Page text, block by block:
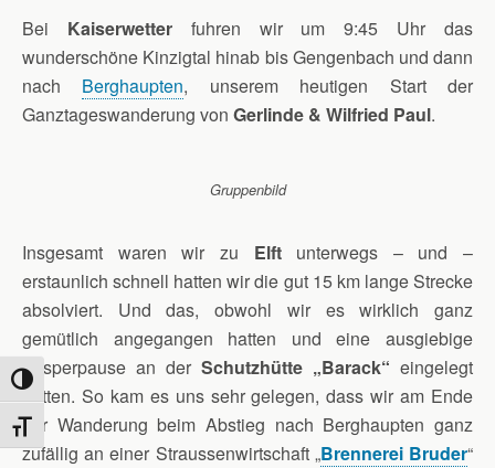
Umschalten auf hohe Kontraste
Schrift vergrößern
Bei Kaiserwetterfuhren wir um 9:45 Uhr das
wunderschöne Kinzigtal hinab bis Gengenbach und dann
nach Berghaupten, unserem heutigen Start der
Ganztageswanderung von Gerlinde & Wilfried Paul.
Gruppenbild
Insgesamt waren wir zu Elftunterwegs – und –
erstaunlich schnell hatten wir die gut 15 km lange Strecke
absolviert. Und das, obwohl wir es wirklich ganz
gemütlich angegangen hatten und eine ausgiebige
Vesperpause an der Schutzhütte „Barack“ eingelegt
hatten. So kam es uns sehr gelegen, dass wir am Ende
der Wanderung beim Abstieg nach Berghaupten ganz
zufällig an einer Straussenwirtschaft „Brennerei Bruder“